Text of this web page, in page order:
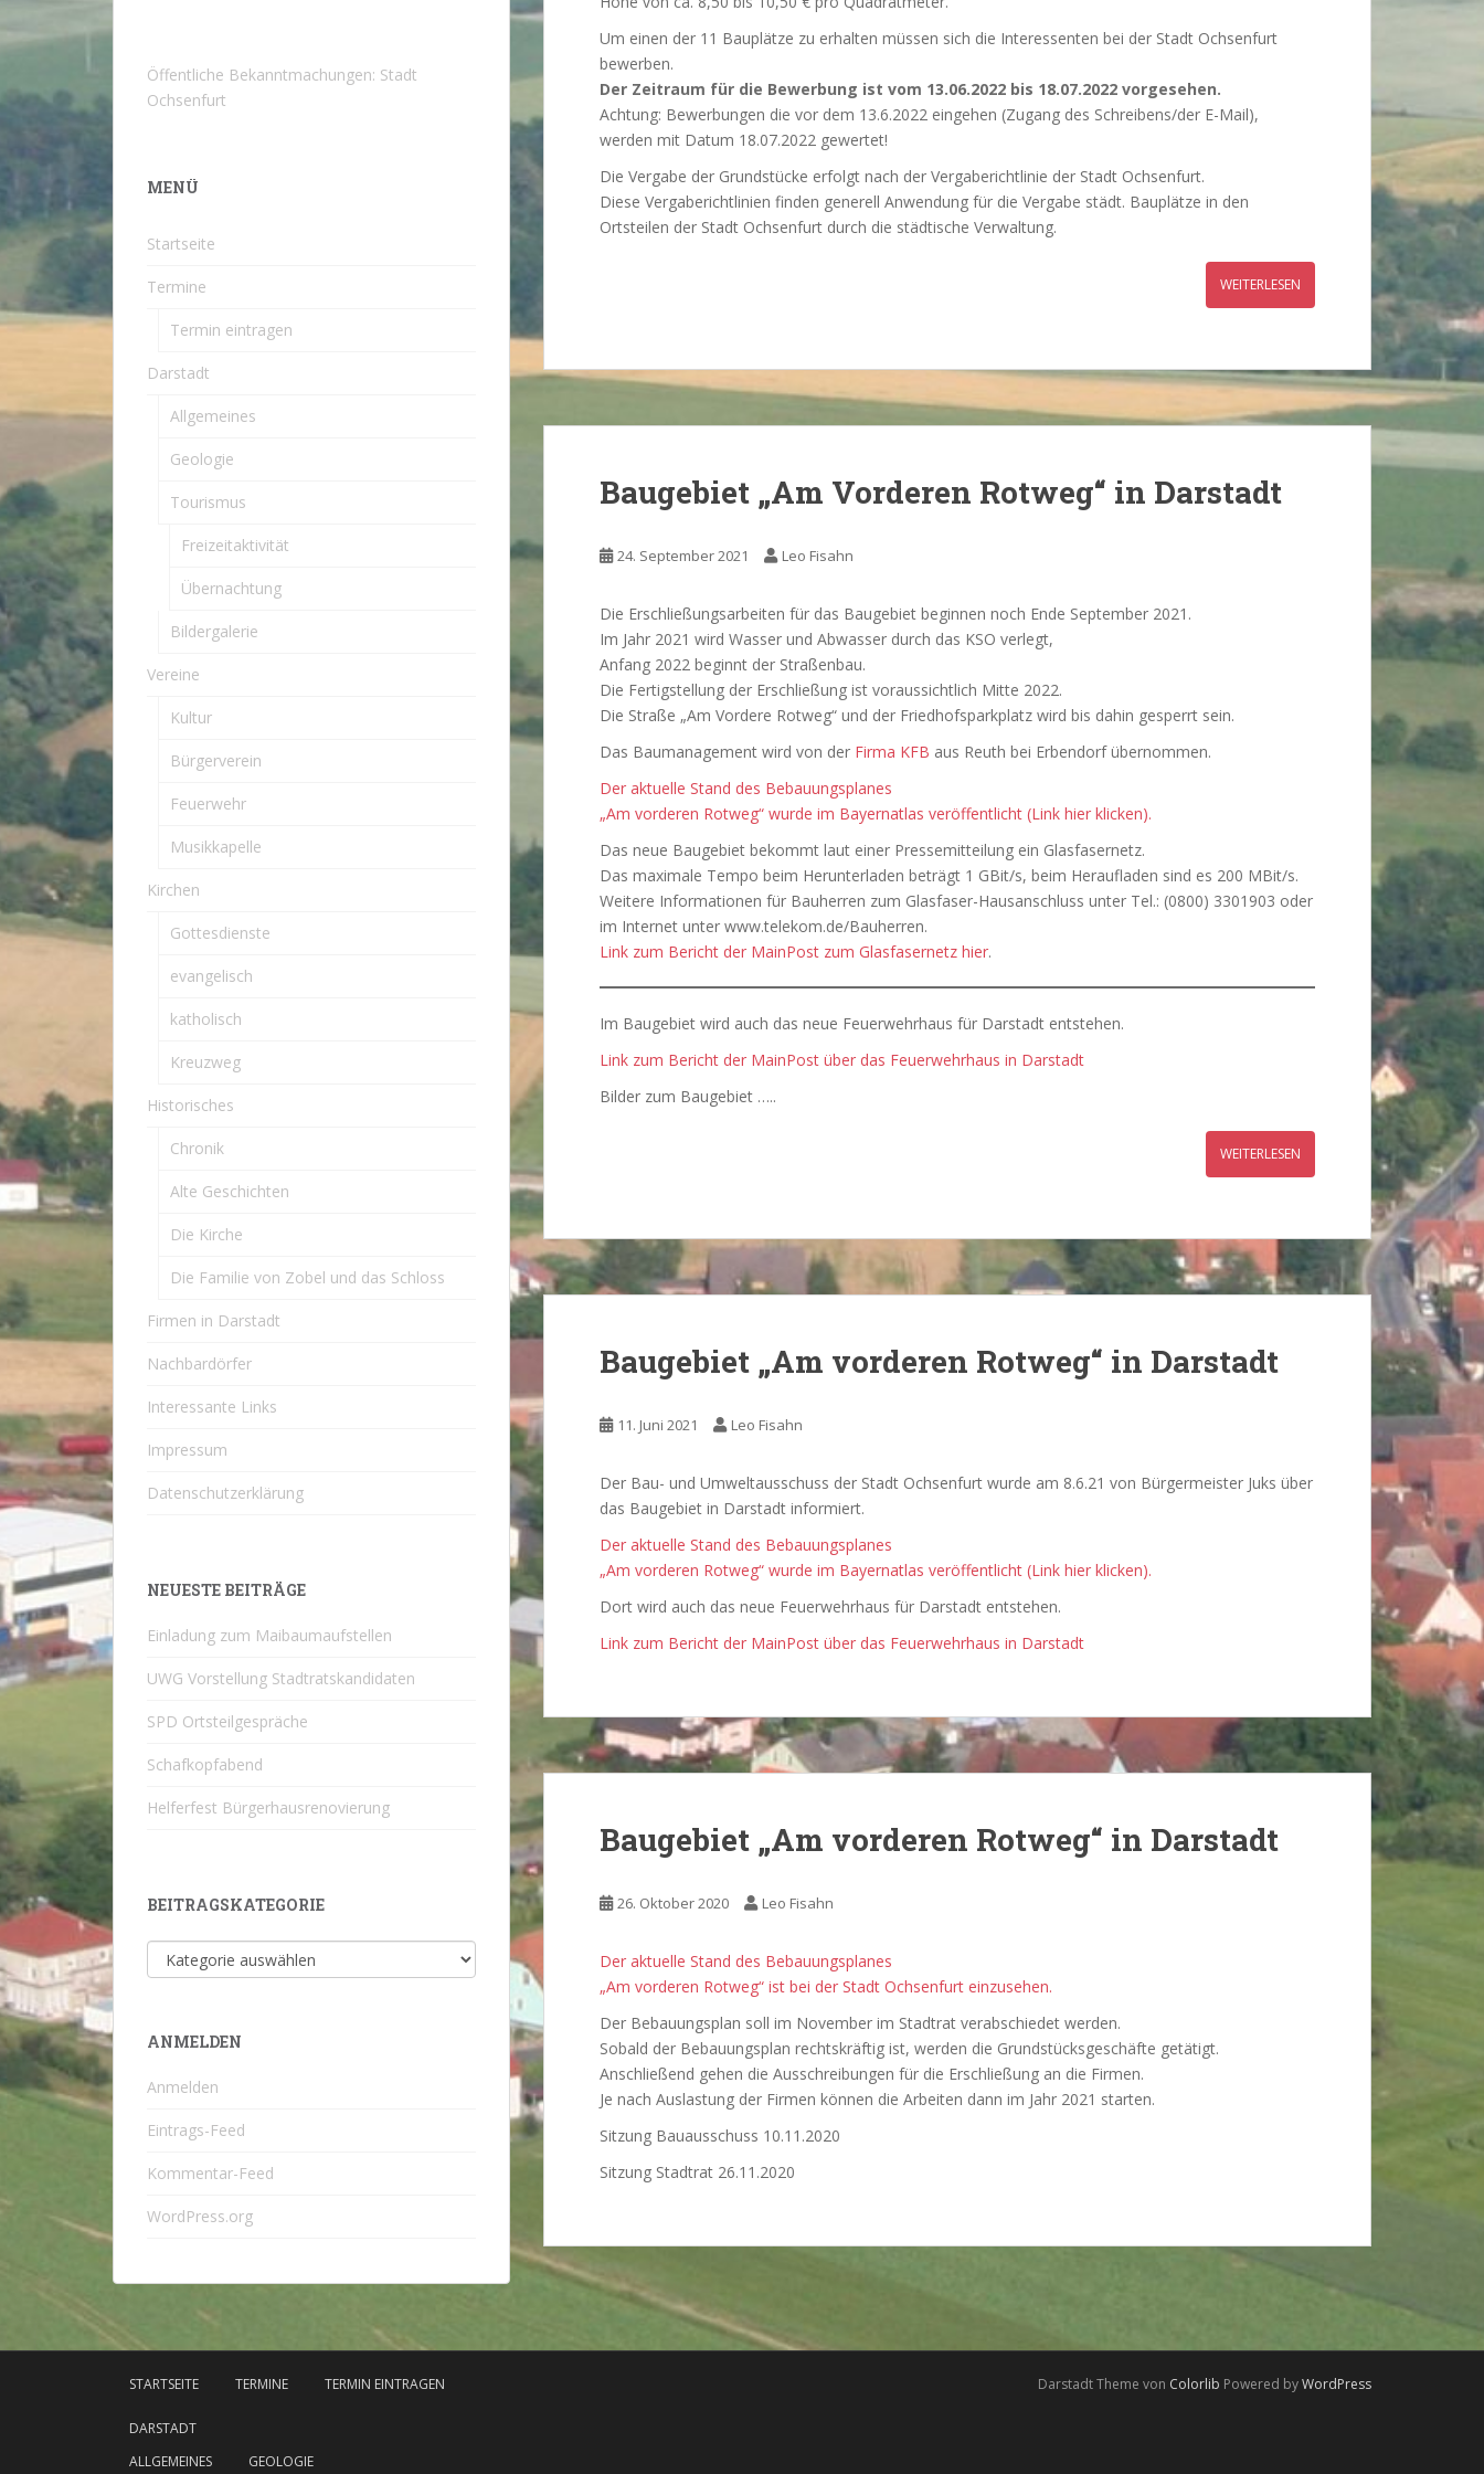
Um einen der 11 Bauplätze zu erhalten müssen sich die Interessenten bei der Stadt Ochsenfurt
bewerben.
Der Zeitraum für die Bewerbung ist vom 13.06.2022 bis 18.07.2022 vorgesehen.
Achtung: Bewerbungen die vor dem 13.6.2022 eingehen (Zugang des Schreibens/der E-Mail),
werden mit Datum 18.07.2022 gewertet!
Die Vergabe der Grundstücke erfolgt nach der Vergaberichtlinie der Stadt Ochsenfurt.
Diese Vergaberichtlinien finden generell Anwendung für die Vergabe städt. Bauplätze in den
Ortsteilen der Stadt Ochsenfurt durch die städtische Verwaltung.
WEITERLESEN
Baugebiet „Am Vorderen Rotweg“ in Darstadt
24. September 2021 Leo Fisahn
Die Erschließungsarbeiten für das Baugebiet beginnen noch Ende September 2021.
Im Jahr 2021 wird Wasser und Abwasser durch das KSO verlegt,
Anfang 2022 beginnt der Straßenbau.
Die Fertigstellung der Erschließung ist voraussichtlich Mitte 2022.
Die Straße „Am Vordere Rotweg“ und der Friedhofsparkplatz wird bis dahin gesperrt sein.
Das Baumanagement wird von der Firma KFB aus Reuth bei Erbendorf übernommen.
Der aktuelle Stand des Bebauungsplanes
„Am vorderen Rotweg“ wurde im Bayernatlas veröffentlicht (Link hier klicken).
Das neue Baugebiet bekommt laut einer Pressemitteilung ein Glasfasernetz.
Das maximale Tempo beim Herunterladen beträgt 1 GBit/s, beim Heraufladen sind es 200 MBit/s.
Weitere Informationen für Bauherren zum Glasfaser-Hausanschluss unter Tel.: (0800) 3301903 oder
im Internet unter www.telekom.de/Bauherren.
Link zum Bericht der MainPost zum Glasfasernetz hier.
Im Baugebiet wird auch das neue Feuerwehrhaus für Darstadt entstehen.
Link zum Bericht der MainPost über das Feuerwehrhaus in Darstadt
Bilder zum Baugebiet …..
WEITERLESEN
Baugebiet „Am vorderen Rotweg“ in Darstadt
11. Juni 2021 Leo Fisahn
Der Bau- und Umweltausschuss der Stadt Ochsenfurt wurde am 8.6.21 von Bürgermeister Juks über
das Baugebiet in Darstadt informiert.
Der aktuelle Stand des Bebauungsplanes
„Am vorderen Rotweg“ wurde im Bayernatlas veröffentlicht (Link hier klicken).
Dort wird auch das neue Feuerwehrhaus für Darstadt entstehen.
Link zum Bericht der MainPost über das Feuerwehrhaus in Darstadt
Baugebiet „Am vorderen Rotweg“ in Darstadt
26. Oktober 2020 Leo Fisahn
Der aktuelle Stand des Bebauungsplanes
„Am vorderen Rotweg“ ist bei der Stadt Ochsenfurt einzusehen.
Der Bebauungsplan soll im November im Stadtrat verabschiedet werden.
Sobald der Bebauungsplan rechtskräftig ist, werden die Grundstücksgeschäfte getätigt.
Anschließend gehen die Ausschreibungen für die Erschließung an die Firmen.
Je nach Auslastung der Firmen können die Arbeiten dann im Jahr 2021 starten.
Sitzung Bauausschuss 10.11.2020
Sitzung Stadtrat 26.11.2020
Öffentliche Bekanntmachungen: Stadt
Ochsenfurt
MENÜ
Startseite
Termine
Termin eintragen
Darstadt
Allgemeines
Geologie
Tourismus
Freizeitaktivität
Übernachtung
Bildergalerie
Vereine
Kultur
Bürgerverein
Feuerwehr
Musikkapelle
Kirchen
Gottesdienste
evangelisch
katholisch
Kreuzweg
Historisches
Chronik
Alte Geschichten
Die Kirche
Die Familie von Zobel und das Schloss
Firmen in Darstadt
Nachbardörfer
Interessante Links
Impressum
Datenschutzerklärung
NEUESTE BEITRÄGE
Einladung zum Maibaumaufstellen
UWG Vorstellung Stadtratskandidaten
SPD Ortsteilgespräche
Schafkopfabend
Helferfest Bürgerhausrenovierung
BEITRAGSKATEGORIE
Beitragskategorie
ANMELDEN
Anmelden
Eintrags-Feed
Kommentar-Feed
WordPress.org
STARTSEITE TERMINE TERMIN EINTRAGEN
DARSTADT
ALLGEMEINES
GEOLOGIE
Darstadt Theme von Colorlib Powered byWordPress